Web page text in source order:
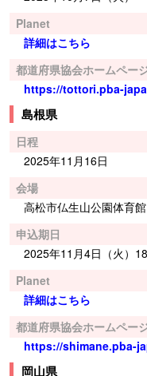
Planet
詳細はこちら
都道府県協会ホームペー
https://tottori.pba-
島根県
日程
2025年11月16日
会場
高松市仏生山公園体育館
申込期日
2025年11⽉4⽇（⽕）
Planet
詳細はこちら
都道府県協会ホームペー
https://shimane.pba-
岡山県